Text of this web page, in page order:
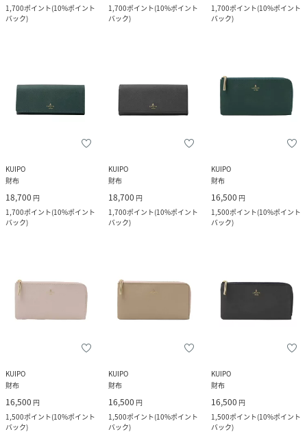
1,700ポイント(10%ポイント
バック)
1,700ポイント(10%ポイント
バック)
1,700ポイント(10%ポイント
バック)
KUIPO
財布
18,700 円
1,700ポイント(10%ポイント
バック)
KUIPO
財布
18,700 円
1,700ポイント(10%ポイント
バック)
KUIPO
財布
16,500 円
1,500ポイント(10%ポイント
バック)
KUIPO
財布
16,500 円
1,500ポイント(10%ポイント
バック)
KUIPO
財布
16,500 円
1,500ポイント(10%ポイント
バック)
KUIPO
財布
16,500 円
1,500ポイント(10%ポイント
バック)